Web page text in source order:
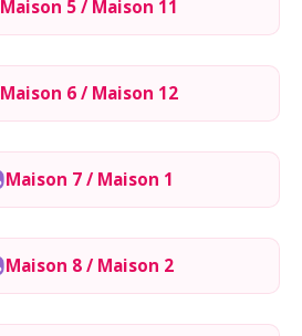
Maison 5 / Maison 11
Maison 6 / Maison 12
Maison 7 / Maison 1
Maison 8 / Maison 2